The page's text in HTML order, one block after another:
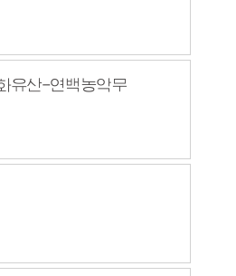
유산-연백농악무